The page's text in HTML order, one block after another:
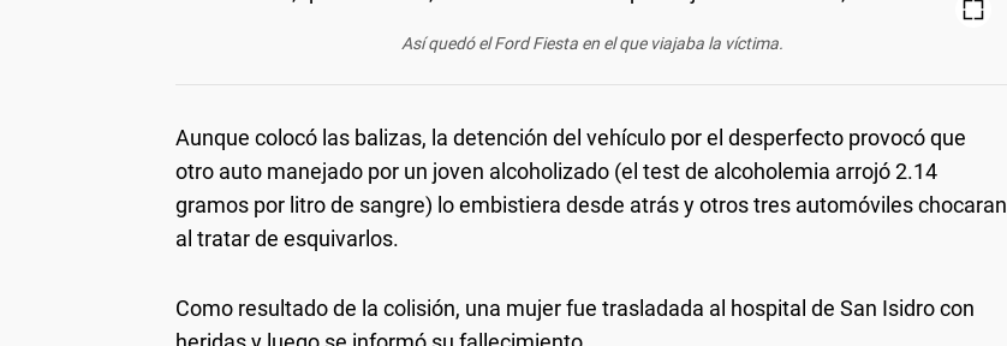
Así quedó el Ford Fiesta en el que viajaba la víctima.
Aunque colocó las balizas, la detención del vehículo por el desperfecto provocó que
otro auto manejado por un joven alcoholizado (el test de alcoholemia arrojó 2.14
gramos por litro de sangre) lo embistiera desde atrás y otros tres automóviles chocaran
al tratar de esquivarlos.
Como resultado de la colisión, una mujer fue trasladada al hospital de San Isidro con